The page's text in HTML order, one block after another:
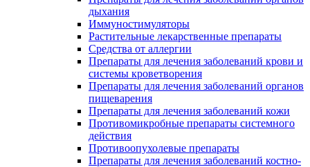
дыхания
Иммуностимуляторы
Растительные лекарственные препараты
Средства от аллергии
Препараты для лечения заболеваний крови и
системы кроветворения
Препараты для лечения заболеваний органов
пищеварения
Препараты для лечения заболеваний кожи
Противомикробные препараты системного
действия
Противоопухолевые препараты
Препараты для лечения заболеваний костно-